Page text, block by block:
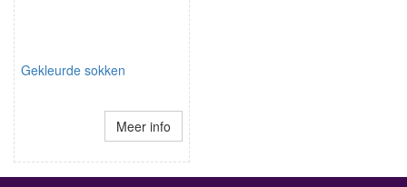
Gekleurde sokken
Meer info